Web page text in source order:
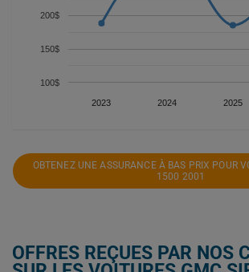
2023 2024 2025
100$
150$
200$
OBTENEZ UNE ASSURANCE À BAS PRIX POUR
1500 2001
OFFRES REÇUES PAR NOS